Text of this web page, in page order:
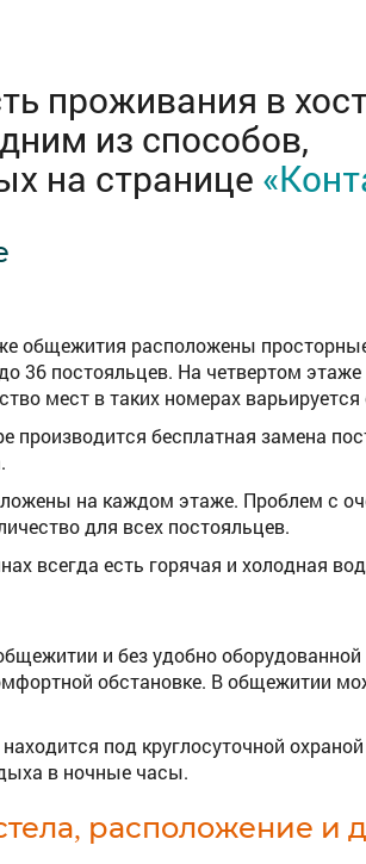
проживания в
из способов,
на странице
общежития расположены
36 постояльцев. На четвертом
мест в таких номерах варьируется
производится бесплатная замена
на каждом этаже. Проблем с
для всех постояльцев.
всегда есть горячая и холодная
и без удобно
обстановке. В общежитии
под круглосуточной
в ночные часы.
расположение и